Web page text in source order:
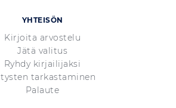
YHTEISÖN
Kirjoita arvostelu
Jätä valitus
Ryhdy kirjailijaksi
tarkastaminen
Palaute